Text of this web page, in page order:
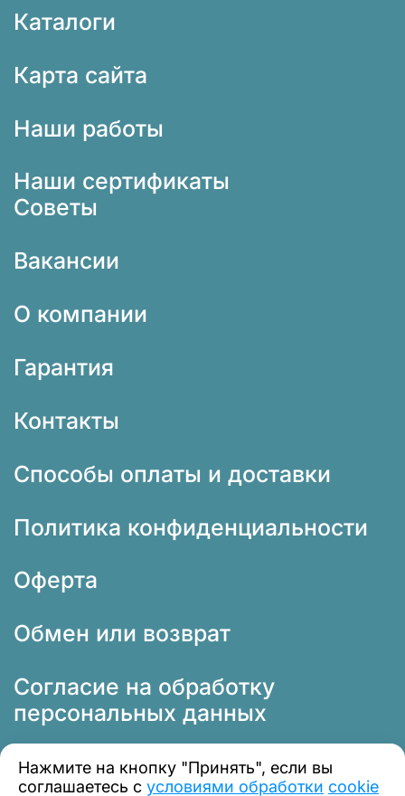
Каталоги
Карта сайта
Наши работы
Наши сертификаты
Советы
Вакансии
О компании
Гарантия
Контакты
Способы оплаты и доставки
Политика конфиденциальности
Оферта
Обмен или возврат
Согласие на обработку
персональных данных
Нажмите на кнопку "Принять", если вы
соглашаетесь с условиями обработки cookie